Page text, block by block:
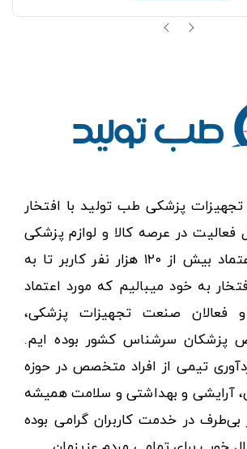
تجهیزات پزشکی طب تولید با افتخار
به ۱۰ سال فعالیت در عرصه کالا و لوازم پزشکی
توانسته مورد اعتماد بیش از ۱۲۰ هزار نفر کاربر تا به
به خود میبالیم که مورد اعتماد
و فعالان صنعت تجهیزات پزشکی،
پزشکان سرشناس کشور بوده ایم.
تیمی از افراد متخصص در حوزه
آرایشی و بهداشتی و سلامت همیشه
بی‌طرف در خدمت کاربران گرامی بوده